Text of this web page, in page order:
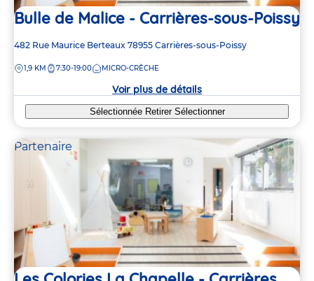
Bulle de Malice - Carrières-sous-Poissy
Adresse
la
482 Rue Maurice Berteaux 78955 Carrières-sous-Poissy
DISTANCE
1,9 KM 7:30-19:00 MICRO-CRÈCHE
Voir plus de détails
Sélectionnée Retirer Sélectionner
Partenaire